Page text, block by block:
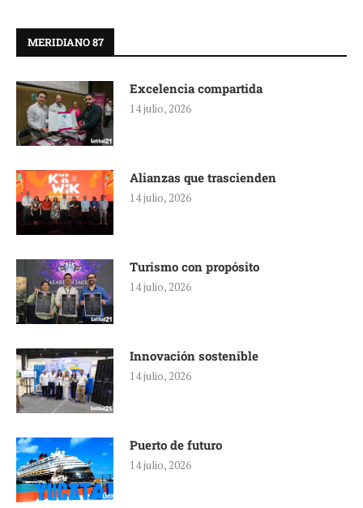
MERIDIANO 87
Excelencia compartida
14 julio, 2026
Alianzas que trascienden
14 julio, 2026
Turismo con propósito
14 julio, 2026
Innovación sostenible
14 julio, 2026
Puerto de futuro
14 julio, 2026